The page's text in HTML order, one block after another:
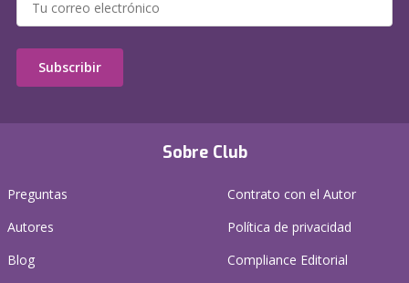
Sobre Club
Preguntas
Autores
Blog
Contrato con el Autor
Política de privacidad
Compliance Editorial
Subscribir